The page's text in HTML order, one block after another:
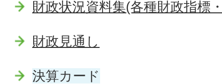
財政状況資料集(各種財政指標
財政見通し
決算カード